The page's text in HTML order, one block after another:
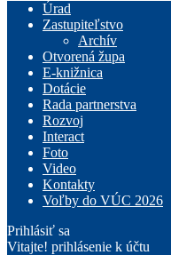
Úrad
Zastupiteľstvo
Archív
Otvorená župa
E-knižnica
Dotácie
Rada partnerstva
Rozvoj
Interact
Foto
Video
Kontakty
Voľby do VÚC 2026
Prihlásiť sa
Vitajte! prihlásenie k účtu